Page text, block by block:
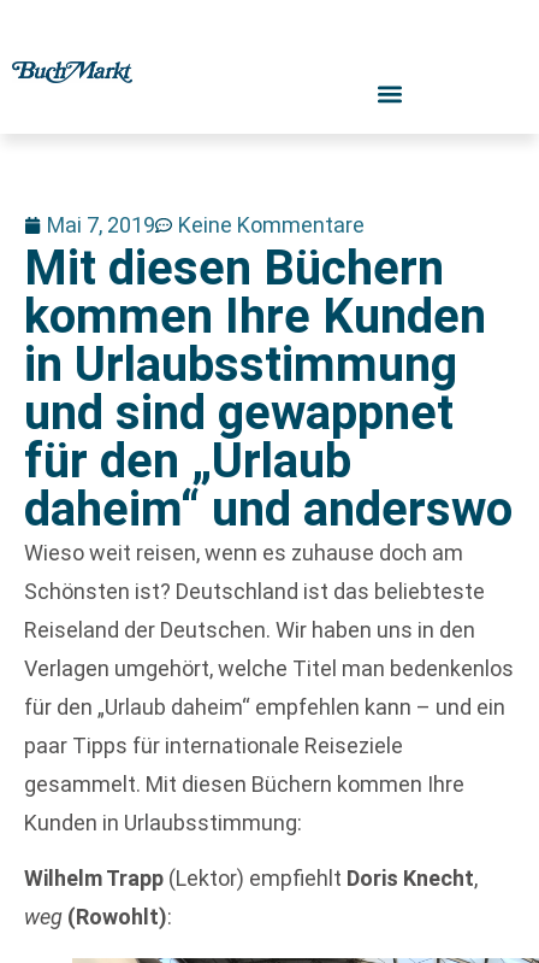
Mai 7, 2019 Keine Kommentare
Mit diesen Büchern
kommen Ihre Kunden
in Urlaubsstimmung
und sind gewappnet
für den „Urlaub
daheim“ und anderswo
Wieso weit reisen, wenn es zuhause doch am
Schönsten ist? Deutschland ist das beliebteste
Reiseland der Deutschen. Wir haben uns in den
Verlagen umgehört, welche Titel man bedenkenlos
für den „Urlaub daheim“ empfehlen kann – und ein
paar Tipps für internationale Reiseziele
gesammelt. Mit diesen Büchern kommen Ihre
Kunden in Urlaubsstimmung:
Wilhelm Trapp (Lektor) empfiehlt Doris Knecht,
weg (Rowohlt):